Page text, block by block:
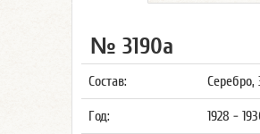
№ 3190а
Состав: Серебро,
Год: 1928 -